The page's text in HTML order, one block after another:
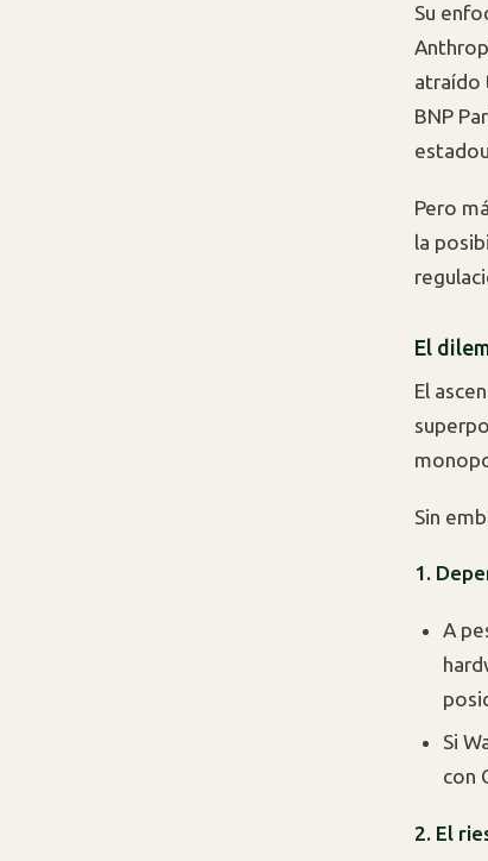
Su
atraído
BNP
Pero
la
El
El
Sin
1.
A
Si
con
2. El